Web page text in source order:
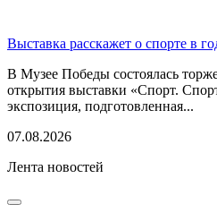
Выставка расскажет о спорте в
В Музее Победы состоялась
открытия выставки «Спорт.
экспозиция, подготовленная...
07.08.2026
Лента новостей